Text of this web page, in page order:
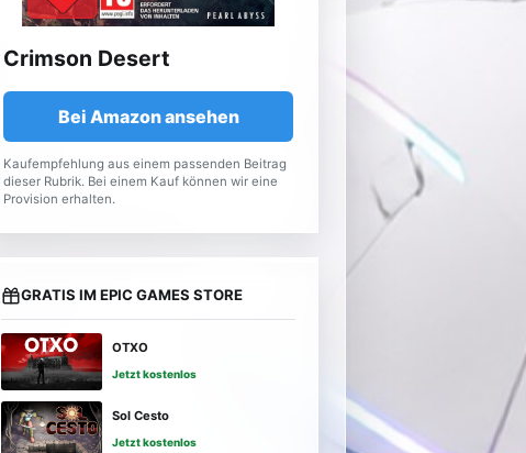
Crimson Desert
Bei Amazon ansehen
Kaufempfehlung aus einem passenden Beitrag
dieser Rubrik. Bei einem Kauf können wir eine
Provision erhalten.
GRATIS IM EPIC GAMES STORE
OTXO
Jetzt kostenlos
Sol Cesto
Jetzt kostenlos